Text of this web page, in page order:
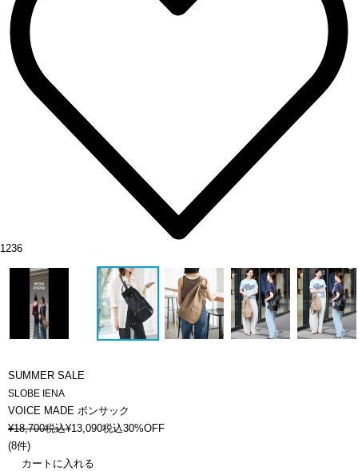
1236
SUMMER SALE
SLOBE IENA
VOICE MADE ボンサック
¥18,700税込¥13,090税込30%OFF
(8件)
カートに入れる